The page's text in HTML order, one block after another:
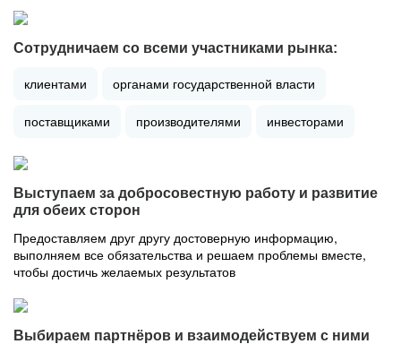
Сотрудничаем со всеми участниками рынка:
клиентами органами государственной власти
поставщиками производителями инвесторами
Выступаем за добросовестную работу и развитие
для обеих сторон
Предоставляем друг другу достоверную информацию,
выполняем все обязательства и решаем проблемы вместе,
чтобы достичь желаемых результатов
Выбираем партнёров и взаимодействуем с ними